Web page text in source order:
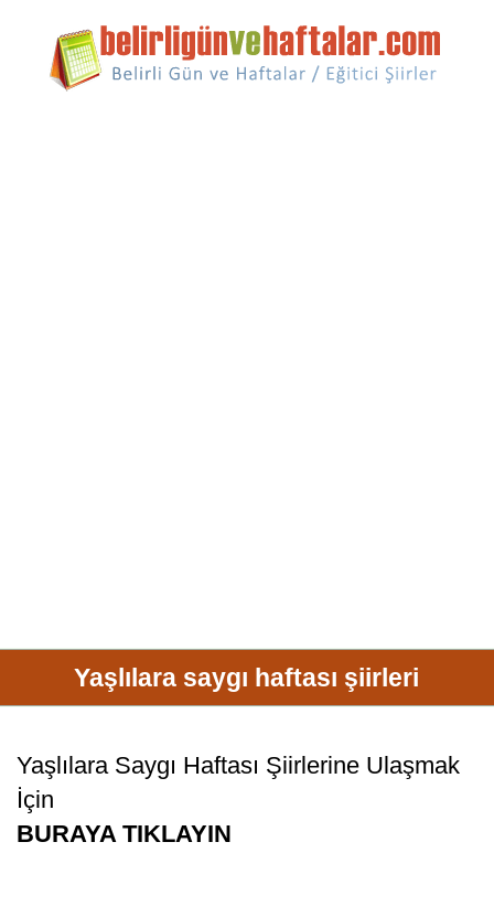
Yaşlılara saygı haftası şiirleri
Yaşlılara Saygı Haftası Şiirlerine Ulaşmak
İçin
BURAYA TIKLAYIN